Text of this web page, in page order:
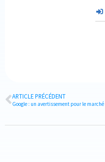
ARTICLE PRÉCÉDENT
Google : un avertissement pour le marché